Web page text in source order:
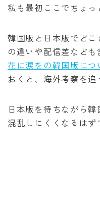
私も最初ここでちょっ
韓国版と日本版でど
の違いや配信差なども
花に涙をの韓国版に
おくと、海外考察を追
日本版を待ちながら韓
混乱しにくくなるはず